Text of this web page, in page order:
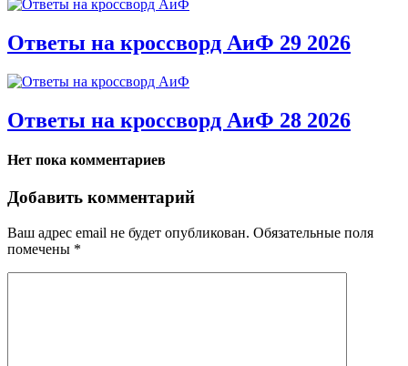
Ответы на кроссворд АиФ 29 2026
Ответы на кроссворд АиФ 28 2026
Нет пока комментариев
Добавить комментарий
Ваш адрес email не будет опубликован. Обязательные поля
помечены *